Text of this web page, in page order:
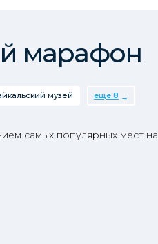
марафон
музей еще 8
самых популярных мест на